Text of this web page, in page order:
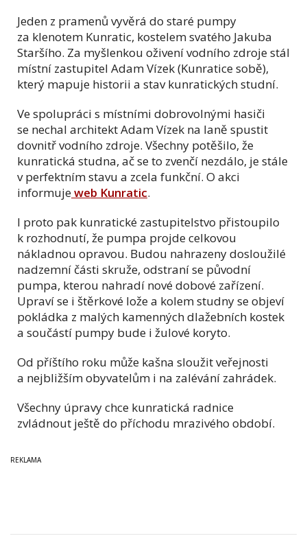
Jeden z pramenů vyvěrá do staré pumpy
za klenotem Kunratic, kostelem svatého Jakuba
Staršího. Za myšlenkou oživení vodního zdroje stál
místní zastupitel Adam Vízek (Kunratice sobě),
který mapuje historii a stav kunratických studní.
Ve spolupráci s místními dobrovolnými hasiči
se nechal architekt Adam Vízek na laně spustit
dovnitř vodního zdroje. Všechny potěšilo, že
kunratická studna, ač se to zvenčí nezdálo, je stále
v perfektním stavu a zcela funkční. O akci
informujeweb Kunratic.
I proto pak kunratické zastupitelstvo přistoupilo
k rozhodnutí, že pumpa projde celkovou
nákladnou opravou. Budou nahrazeny dosloužilé
nadzemní části skruže, odstraní se původní
pumpa, kterou nahradí nové dobové zařízení.
Upraví se i štěrkové lože a kolem studny se objeví
pokládka z malých kamenných dlažebních kostek
a součástí pumpy bude i žulové koryto.
Od příštího roku může kašna sloužit veřejnosti
a nejbližším obyvatelům i na zalévání zahrádek.
Všechny úpravy chce kunratická radnice
zvládnout ještě do příchodu mrazivého období.